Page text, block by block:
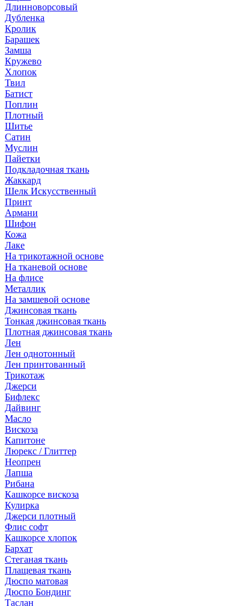
Длинноворсовый
Дубленка
Кролик
Барашек
Замша
Кружево
Хлопок
Твил
Батист
Поплин
Плотный
Шитье
Сатин
Муслин
Пайетки
Подкладочная ткань
Жаккард
Шелк Искусственный
Принт
Армани
Шифон
Кожа
Лаке
На трикотажной основе
На тканевой основе
На флисе
Металлик
На замшевой основе
Джинсовая ткань
Тонкая джинсовая ткань
Плотная джинсовая ткань
Лен
Лен однотонный
Лен принтованный
Трикотаж
Джерси
Бифлекс
Дайвинг
Масло
Вискоза
Капитоне
Люрекс / Глиттер
Неопрен
Лапша
Рибана
Кашкорсе вискоза
Кулирка
Джерси плотный
Флис софт
Кашкорсе хлопок
Бархат
Стеганая ткань
Плащевая ткань
Дюспо матовая
Дюспо Бондинг
Таслан